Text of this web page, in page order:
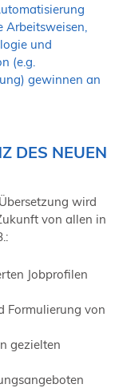
und
(e.g.
gewinnen an
DES NEUEN
wird
von allen in
Jobprofilen
Formulierung von
gezielten